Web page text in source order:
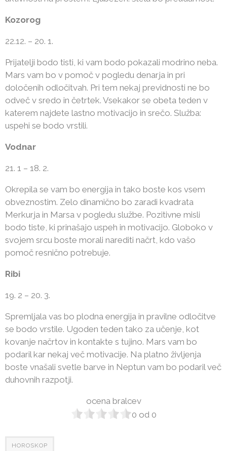
Kozorog
22.12. – 20. 1.
Prijatelji bodo tisti, ki vam bodo pokazali modrino neba.
Mars vam bo v pomoč v pogledu denarja in pri
določenih odločitvah. Pri tem nekaj previdnosti ne bo
odveč v sredo in četrtek. Vsekakor se obeta teden v
katerem najdete lastno motivacijo in srečo. Služba:
uspehi se bodo vrstili.
Vodnar
21. 1 – 18. 2.
Okrepila se vam bo energija in tako boste kos vsem
obveznostim. Zelo dinamično bo zaradi kvadrata
Merkurja in Marsa v pogledu službe. Pozitivne misli
bodo tiste, ki prinašajo uspeh in motivacijo. Globoko v
svojem srcu boste morali narediti načrt, kdo vašo
pomoč resnično potrebuje.
Ribi
19. 2 – 20. 3.
Spremljala vas bo plodna energija in pravilne odločitve
se bodo vrstile. Ugoden teden tako za učenje, kot
kovanje načrtov in kontakte s tujino. Mars vam bo
podaril kar nekaj več motivacije. Na platno življenja
boste vnašali svetle barve in Neptun vam bo podaril več
duhovnih razpotji.
ocena bralcev
0 od 0
HOROSKOP